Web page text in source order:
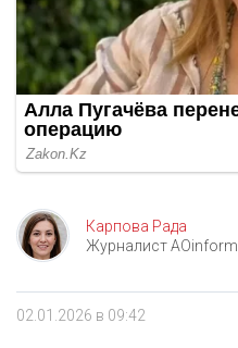
Карпова Рада
Журналист AOinform
02.01.2026 в 09:42